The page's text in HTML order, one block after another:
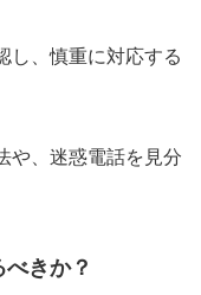
し、慎重に対応する
や、迷惑電話を見分
きか？